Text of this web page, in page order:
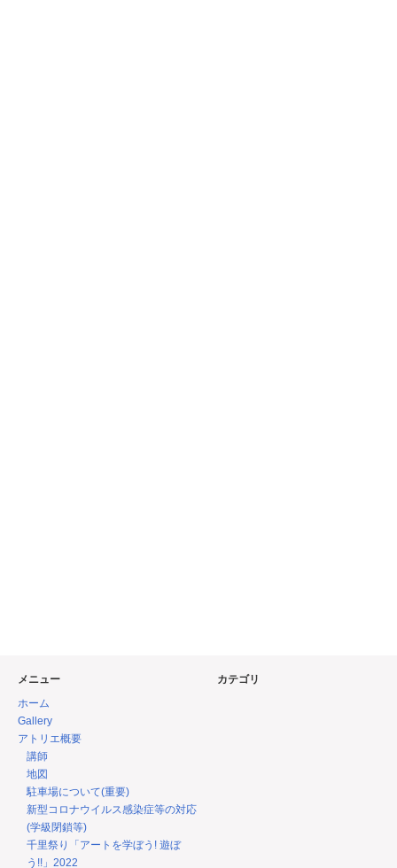
メニュー
ホーム
Gallery
アトリエ概要
講師
地図
駐車場について(重要)
新型コロナウイルス感染症等の対応
(学級閉鎖等)
千里祭り「アートを学ぼう! 遊ぼ
う!!」2022
カテゴリ